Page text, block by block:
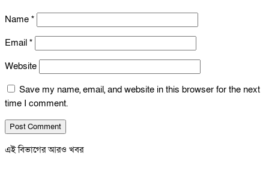
Name *
Email *
Website
Save my name, email, and website in this browser for the next
time I comment.
এই বিভাগের আরও খবর